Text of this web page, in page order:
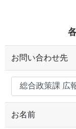
お問い合わせ先
お名前